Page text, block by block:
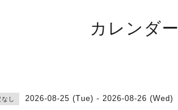
カレンダー
し 2026-08-25 (Tue) - 2026-08-26 (Wed)